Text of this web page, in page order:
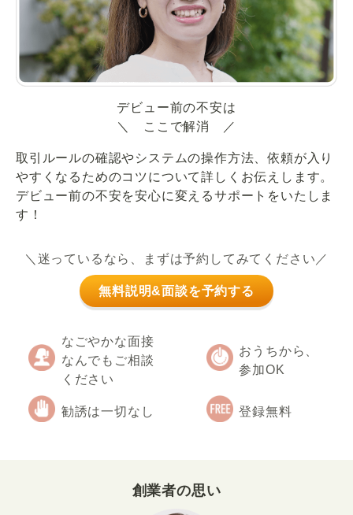
デビュー前の不安は
＼ ここで解消 ／
取引ルールの確認やシステムの操作方法、依頼が入り
やすくなるためのコツについて詳しくお伝えします。
デビュー前の不安を安心に変えるサポートをいたしま
す！
＼迷っているなら、まずは予約してみてください／
無料説明&面談を予約する
なごやかな面接
なんでもご相談
ください
おうちから、
参加OK
勧誘は一切なし 登録無料
創業者の思い